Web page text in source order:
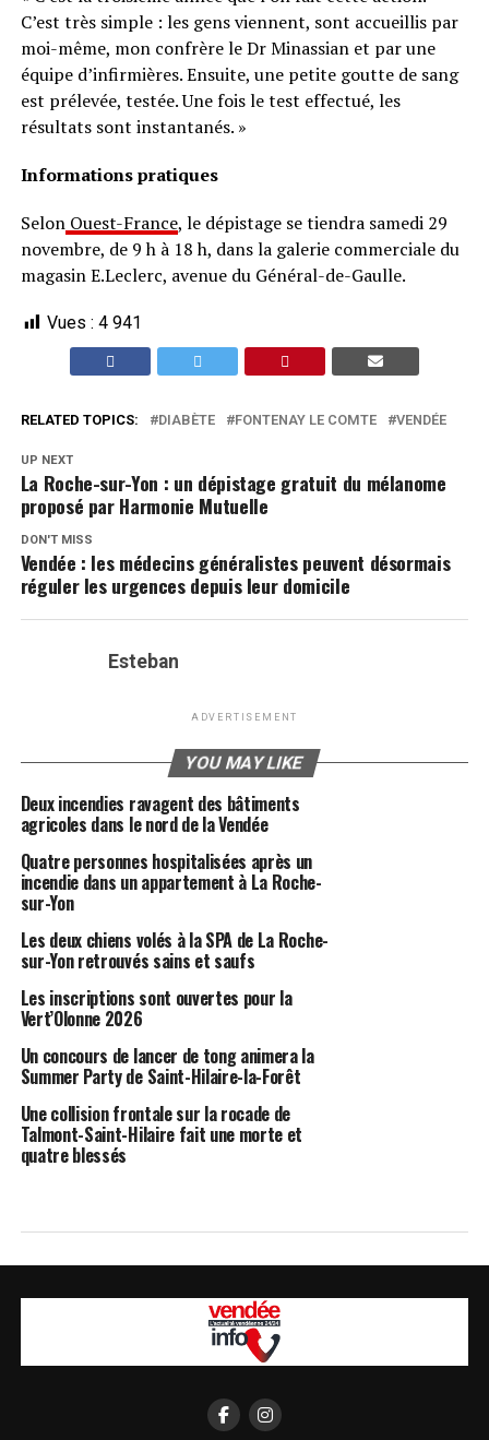
C’est très simple : les gens viennent, sont accueillis par
moi-même, mon confrère le Dr Minassian et par une
équipe d’infirmières. Ensuite, une petite goutte de sang
est prélevée, testée. Une fois le test effectué, les
résultats sont instantanés. »
Informations pratiques
SelonOuest-France, le dépistage se tiendra samedi 29
novembre, de 9 h à 18 h, dans la galerie commerciale du
magasin E.Leclerc, avenue du Général-de-Gaulle.
Vues : 4 941
RELATED TOPICS: DIABÈTE FONTENAY LE COMTE VENDÉE
UP NEXT
La Roche-sur-Yon : un dépistage gratuit du mélanome
proposé par Harmonie Mutuelle
DON'T MISS
Vendée : les médecins généralistes peuvent désormais
réguler les urgences depuis leur domicile
Esteban
ADVERTISEMENT
YOU MAY LIKE
Deux incendies ravagent des bâtiments
agricoles dans le nord de la Vendée
Quatre personnes hospitalisées après un
incendie dans un appartement à La Roche-
sur-Yon
Les deux chiens volés à la SPA de La Roche-
sur-Yon retrouvés sains et saufs
Les inscriptions sont ouvertes pour la
Vert’Olonne 2026
Un concours de lancer de tong animera la
Summer Party de Saint-Hilaire-la-Forêt
Une collision frontale sur la rocade de
Talmont-Saint-Hilaire fait une morte et
quatre blessés